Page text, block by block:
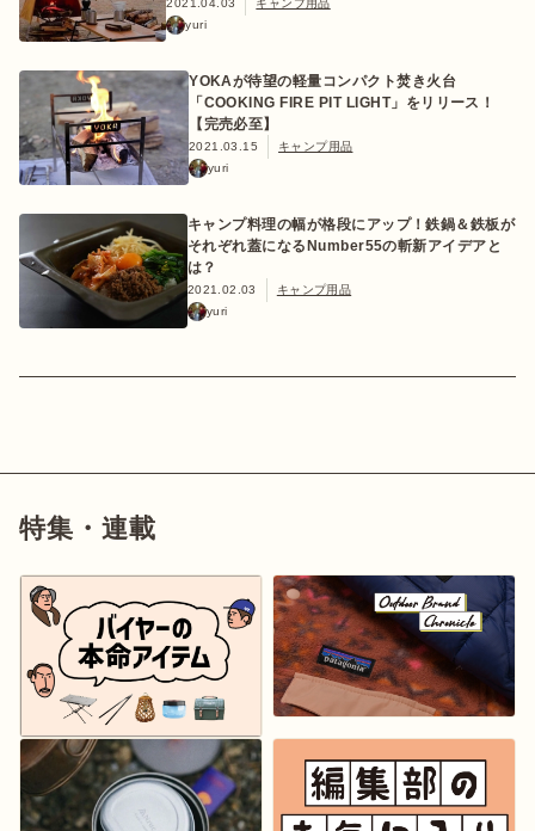
2021.04.03
キャンプ用品
yuri
YOKAが待望の軽量コンパクト焚き火台
「COOKING FIRE PIT LIGHT」をリリース！
【完売必至】
2021.03.15
キャンプ用品
yuri
キャンプ料理の幅が格段にアップ！鉄鍋＆鉄板が
それぞれ蓋になるNumber55の斬新アイデアと
は？
2021.02.03
キャンプ用品
yuri
特集・連載
おすすめ特集
キャンプ用品
キャンプ場
料理
how to
マガジン イベント
キャンプ場
検索
レンタル
オンライン
ショップ